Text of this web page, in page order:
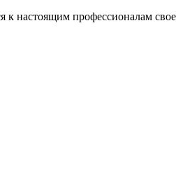
к настоящим профессионалам